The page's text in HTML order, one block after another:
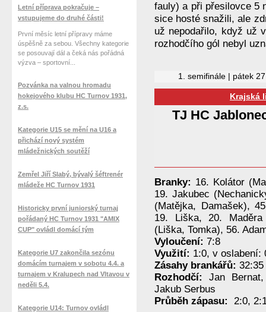
fauly) a při přesilovce 5
sice hosté snažili, ale
už nepodařilo, když už
rozhodčího gól nebyl
1. semifinále | pátek
Krajská
TJ HC
Branky: 16. Kolátor
19. Jakubec
(Matějka, Damašek),
19. Liška, 20. Maděra
(Liška, Tomka), 56.
Vyloučení: 7:8
Využití: 1:0, v oslabení:
Zásahy brankářů:
Rozhodčí: Jan
Jakub Serbus
Průběh zápasu:
2:0,
Letní příprava pokračuje –
vstupujeme do druhé části!
První měsíc letní přípravy máme
úspěšně za sebou. Všechny kategorie
se posouvají dál a čeká nás pořádná
výzva – sportovní...
Pozvánka na valnou hromadu
hokejového klubu HC Turnov 1931,
z.s.
Kategorie U15 se mění na U16 a
přichází nový systém
mládežnických soutěží
Zemřel Jiří Slabý, bývalý šéftrenér
mládeže HC Turnov 1931
Historicky první juniorský turnaj
pořádaný HC Turnov 1931 "AMIX
CUP" ovládl domácí tým
Kategorie U7 zakončila sezónu
domácím turnajem v sobotu 4.4. a
turnajem v Kralupech nad Vltavou v
neděli 5.4.
Kategorie U14: Turnov ovládl